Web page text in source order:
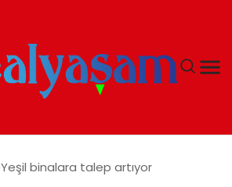
Yeşil binalara talep artıyor